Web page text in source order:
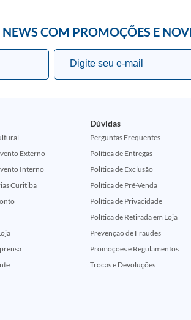
NEWS COM PROMOÇÕES E
Externo
Interno
Curitiba
Dúvidas
Perguntas Frequentes
Política de Entregas
Política de Exclusão
Política de Pré-Venda
Política de Privacidade
Política de Retirada em Loja
Prevenção de Fraudes
Promoções e Regulamentos
Trocas e Devoluções